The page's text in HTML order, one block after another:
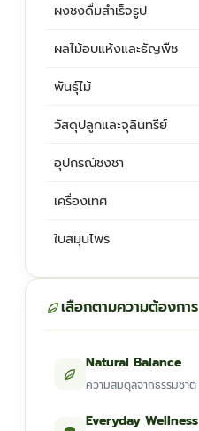
ผงชงดื่มสำเร็จรูป
ผลไม้อบแห้งและธัญพืช
พันธุ์ไม้
ต้นพันธุ์สมุนไพร
วัสดุปลูกและจุลินทรีย์
อุปกรณ์ชงชา
เครื่องเทศ
ใบสมุนไพร
เลือกตามความต้องการ
Natural Balance
ความสมดุลจากธรรมชาติ
Everyday Wellness